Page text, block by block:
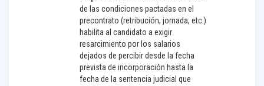
de las condiciones pactadas en el
precontrato (retribución, jornada, etc.)
habilita al candidato a exigir
resarcimiento por los salarios
dejados de percibir desde la fecha
prevista de incorporación hasta la
fecha de la sentencia judicial que